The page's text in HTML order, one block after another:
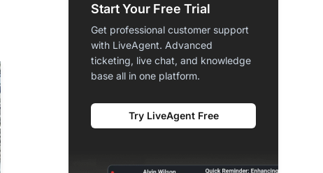
Start Your Free Trial
Get professional customer support
with LiveAgent. Advanced
ticketing, live chat, and knowledge
base all in one platform.
Try LiveAgent Free